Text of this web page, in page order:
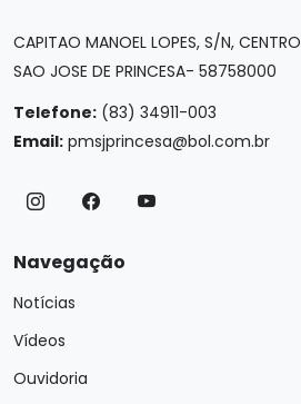
CAPITAO MANOEL LOPES, S/N, CENTRO
SAO JOSE DE PRINCESA- 58758000
Telefone: (83) 34911-003
Email: pmsjprincesa@bol.com.br
Navegação
Notícias
Vídeos
Ouvidoria